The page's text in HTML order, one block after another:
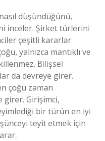
düşündüğünü,
inceler. Şirket türlerini
çeşitli kararlar
yalnızca mantıklı ve
Bilişsel
da devreye girer.
çoğu zaman
girer. Girişimci,
bir türün en iyi
teyit etmek için